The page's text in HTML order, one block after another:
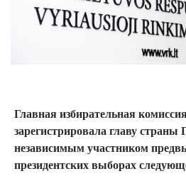
Главная избирательная
зарегистрировала главу страны
независимым участником
президентских выборах